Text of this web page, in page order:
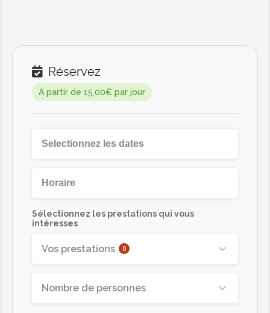
Réservez
A partir de 15,00€ par jour
Sélectionnez les prestations qui vous
intéresses
Vos prestations 0
Nombre de personnes